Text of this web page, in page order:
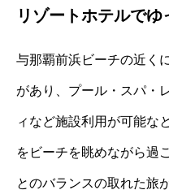
リゾートホテルでゆ
与那覇前浜ビーチの近く
があり、プール・スパ・
ィなど施設利用が可能な
をビーチを眺めながら過
とのバランスの取れた旅